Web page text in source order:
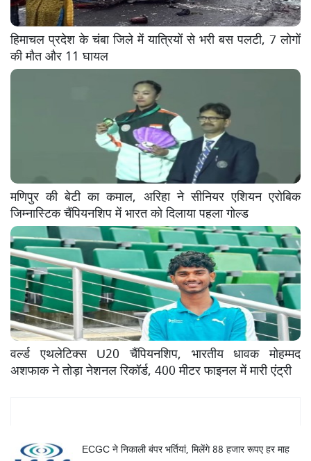
हिमाचल प्रदेश के चंबा जिले में यात्रियों से भरी बस पलटी, 7 लोगों
की मौत और 11 घायल
मणिपुर की बेटी का कमाल, अरिहा ने सीनियर एशियन एरोबिक
जिम्नास्टिक चैंपियनशिप में भारत को दिलाया पहला गोल्ड
वर्ल्ड एथलेटिक्स U20 चैंपियनशिप, भारतीय धावक मोहम्मद
अशफाक ने तोड़ा नेशनल रिकॉर्ड, 400 मीटर फाइनल में मारी एंट्री
ECGC ने निकाली बंपर भर्तियां, मिलेंगे 88 हजार रूपए हर माह